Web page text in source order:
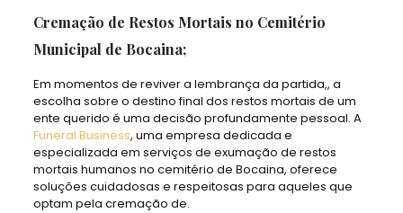
Cremação de Restos Mortais no Cemitério
Municipal de Bocaina;
Em momentos de reviver a lembrança da partida,, a
escolha sobre o destino final dos restos mortais de um
ente querido é uma decisão profundamente pessoal. A
Funeral Business, uma empresa dedicada e
especializada em serviços de exumação de restos
mortais humanos no cemitério de Bocaina, oferece
soluções cuidadosas e respeitosas para aqueles que
optam pela cremação de.